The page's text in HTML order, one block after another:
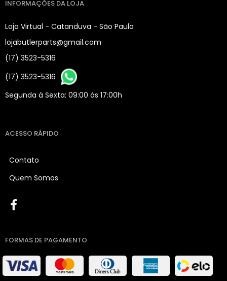
INFORMAÇÕES DA LOJA
Loja Virtual - Catanduva - São Paulo
lojabutlerparts@gmail.com
(17) 3523-5316
(17) 3523-5316
Segunda à Sexta: 09:00 às 17:00h
ACESSO RÁPIDO
Contato
Quem Somos
FORMAS DE PAGAMENTO